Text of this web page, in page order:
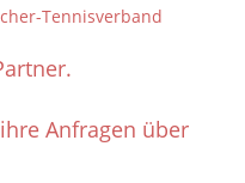
Anfragen über